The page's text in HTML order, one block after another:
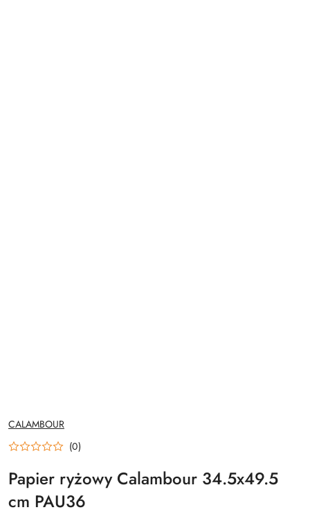
NAZWA
PRODUCENTA:
CALAMBOUR
(0)
Papier ryżowy Calambour 34.5x49.5
cm PAU36